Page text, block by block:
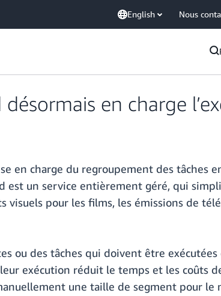
English Nous
en charge
en charge du regroupement des tâches
est un service entièrement géré, qui
pour les films, les émissions de
ou des tâches qui doivent être
exécution réduit le temps et les coûts
une taille de segment pour